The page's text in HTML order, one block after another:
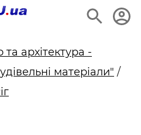
та архітектура -
матеріали" /